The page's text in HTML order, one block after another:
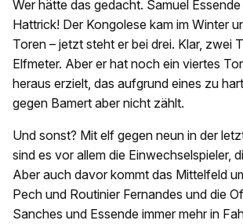
Wer hätte das gedacht. Samuel
Hattrick! Der Kongolese kam im Winter
Toren – jetzt steht er bei drei. Klar, zwei
Elfmeter. Aber er hat noch ein viertes
heraus erzielt, das aufgrund eines zu
gegen Bamert aber nicht zählt.
Und sonst? Mit elf gegen neun in der
sind es vor allem die Einwechselspieler,
Aber auch davor kommt das Mittelfeld
Pech und Routinier Fernandes und die
Sanches und Essende immer mehr in